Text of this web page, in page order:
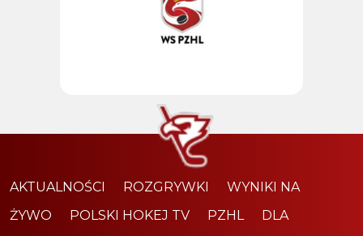
AKTUALNOŚCI ROZGRYWKI
WYNIKI NA
ŻYWO
POLSKI HOKEJ TV PZHL
DLA